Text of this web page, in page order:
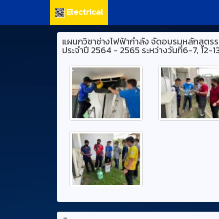
Electrical
แผนกวิชาช่างไฟฟ้ากำลัง จัดอบรมหลักสูตร
ประจำปี 2564 - 2565 ระหว่างวันที่6-7,